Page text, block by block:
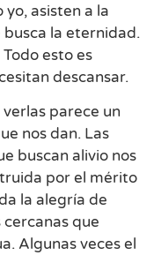
asisten a la
la eternidad.
esto es
descansar.
parece un
nos dan. Las
buscan alivio nos
por el mérito
la alegría de
que
Algunas veces el